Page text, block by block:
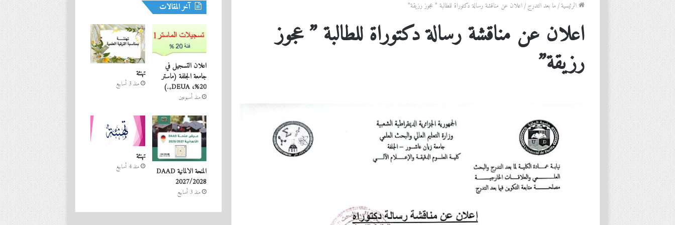
الرئيسية/ما بعد التدرج/اعلان عن مناقشة رسالة دكتوراة للطالبة ” عجوز رزيقة”
اعلان عن مناقشة رسالة دكتوراة للطالبة ” عجوز
رزيقة”
آخر المقالات
اعلان التسجيل في
جامعة الجلفة (ماستر
20%، DEUA,..)
منذ أسبوعين
تهنئة
منذ 3 أسابيع
المنحة الالمانية DAAD
2027/2028
منذ 3 أسابيع
تهنئة
منذ 4 أسابيع